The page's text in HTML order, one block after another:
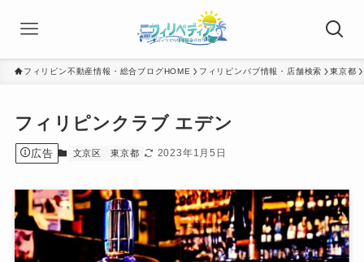
フィリピン不動産情報・総合ブログHOME フィリピンパブ情報・店舗検索 東京都
フィリピンクラブ エデン
広告 文京区 東京都 2023年1月5日